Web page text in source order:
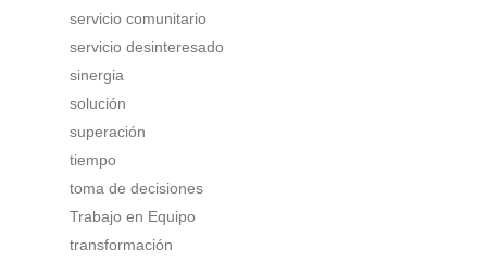
servicio comunitario
servicio desinteresado
sinergia
solución
superación
tiempo
toma de decisiones
Trabajo en Equipo
transformación